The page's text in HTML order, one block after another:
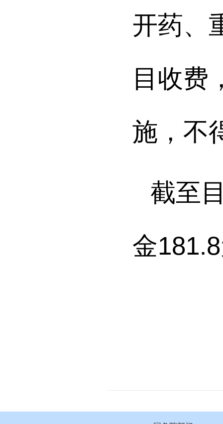
开药、
目收费
施，不
截至
金181.8